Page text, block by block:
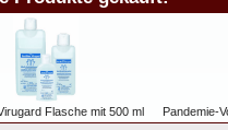
Flasche mit 500 ml Pandemie-